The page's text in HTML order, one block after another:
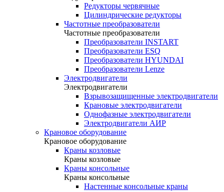
Редукторы червячные
Цилиндрические редукторы
Частотные преобразователи
Частотные преобразователи
Преобразователи INSTART
Преобразователи ESQ
Преобразователи HYUNDAI
Преобразователи Lenze
Электродвигатели
Электродвигатели
Взрывозащищенные электродвигатели
Крановые электродвигатели
Однофазные электродвигатели
Электродвигатели АИР
Крановое оборудование
Крановое оборудование
Краны козловые
Краны козловые
Краны консольные
Краны консольные
Настенные консольные краны